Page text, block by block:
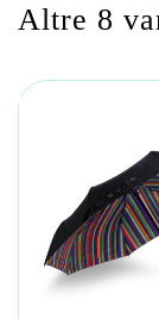
Altre 8